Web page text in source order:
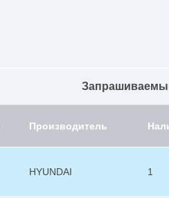
Производитель
HYUNDAI 1